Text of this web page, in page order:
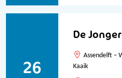
De
26
Assendelft –
Kaaik